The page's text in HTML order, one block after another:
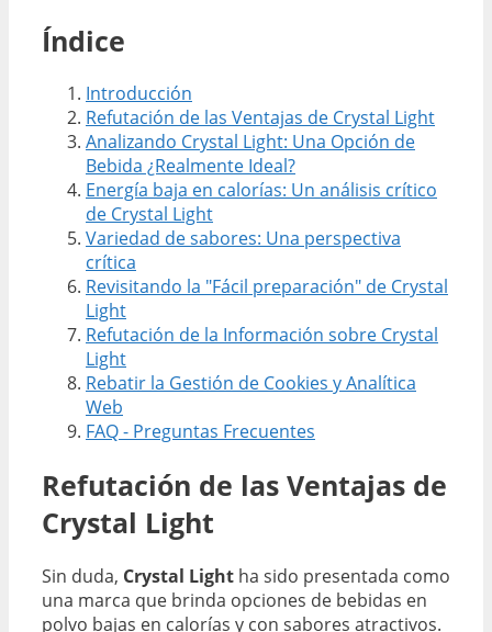
Índice
Introducción
Refutación de las Ventajas de Crystal Light
Analizando Crystal Light: Una Opción de
Bebida ¿Realmente Ideal?
Energía baja en calorías: Un análisis crítico
de Crystal Light
Variedad de sabores: Una perspectiva
crítica
Revisitando la "Fácil preparación" de Crystal
Light
Refutación de la Información sobre Crystal
Light
Rebatir la Gestión de Cookies y Analítica
Web
FAQ - Preguntas Frecuentes
Refutación de las Ventajas de
Crystal Light
Sin duda, Crystal Light ha sido presentada como
una marca que brinda opciones de bebidas en
polvo bajas en calorías y con sabores atractivos.